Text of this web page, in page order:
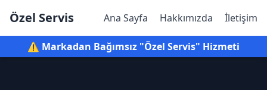
Özel Servis Ana Sayfa Hakkımızda İletişim
⚠️ Markadan Bağımsız "Özel Servis" Hizmeti